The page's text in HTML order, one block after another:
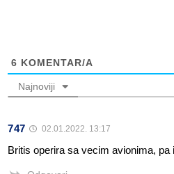
6 KOMENTAR/A
Najnoviji
747 02.01.2022. 13:17
Britis operira sa vecim avionima, pa